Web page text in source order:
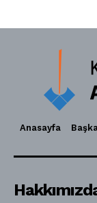
Anasayfa